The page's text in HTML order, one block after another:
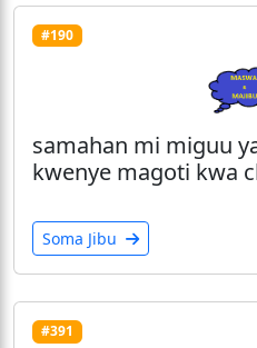
#190
samahan mi miguu
kwenye magoti kwa
Soma Jibu
#391